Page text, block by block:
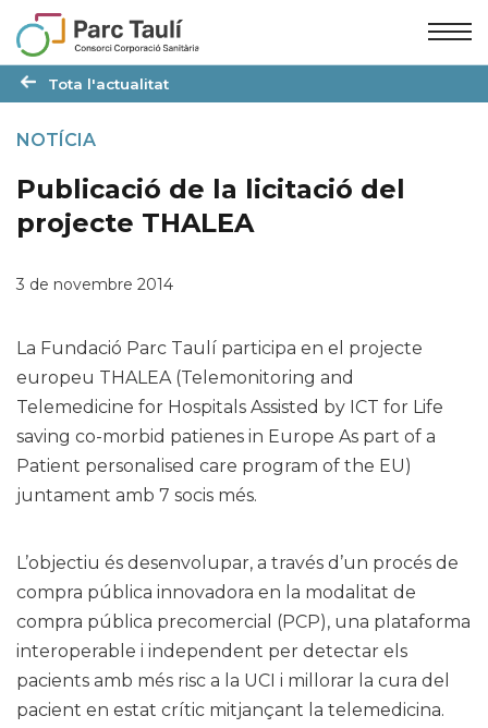
Skip
to
Content
Skip
to
navigation
Tota l'actualitat
Publicació de la licitació del
projecte THALEA
NOTÍCIA
3 de novembre 2014
La Fundació Parc Taulí participa en el projecte
europeu THALEA (Telemonitoring and
Telemedicine for Hospitals Assisted by ICT for Life
saving co-morbid patienes in Europe As part of a
Patient personalised care program of the EU)
juntament amb 7 socis més.
L’objectiu és desenvolupar, a través d’un procés de
compra pública innovadora en la modalitat de
compra pública precomercial (PCP), una plataforma
interoperable i independent per detectar els
pacients amb més risc a la UCI i millorar la cura del
pacient en estat crític mitjançant la telemedicina.